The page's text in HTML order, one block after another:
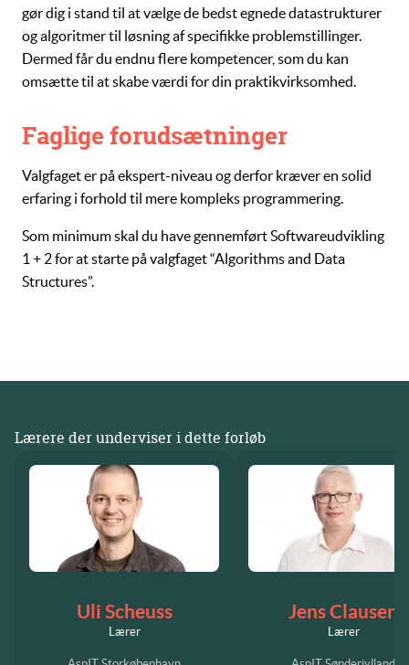
gør dig i stand til at vælge de bedst egnededatastrukturer
ogalgoritmertil løsning af specifikke problemstillinger.
Dermed får du endnu flere kompetencer, som du kan
omsætte til at skabe værdi for din praktikvirksomhed.
Faglige forudsætninger
Valgfaget er på ekspert-niveau og derfor kræver en solid
erfaring i forhold til mere kompleks programmering.
Som minimum skal du have gennemførtSoftwareudvikling
1 + 2for at starte på valgfaget “Algorithms and Data
Structures”.
Lærere der underviser i dette forløb
Uli Scheuss
Lærer
Jens Clausen
Lærer